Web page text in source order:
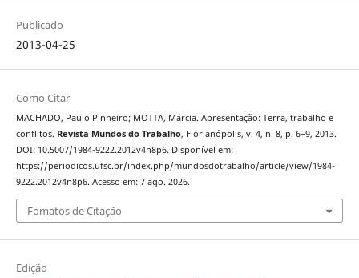
Publicado
2013-04-25
Como Citar
MACHADO, Paulo Pinheiro; MOTTA, Márcia. Apresentação: Terra, trabalho e
conflitos. Revista Mundos do Trabalho, Florianópolis, v. 4, n. 8, p. 6–9, 2013.
DOI: 10.5007/1984-9222.2012v4n8p6. Disponível em:
https://periodicos.ufsc.br/index.php/mundosdotrabalho/article/view/1984-
9222.2012v4n8p6. Acesso em: 7 ago. 2026.
Fomatos de Citação
Edição